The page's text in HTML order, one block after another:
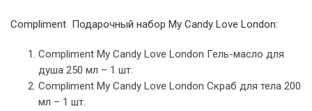
Compliment Подарочный набор My Candy Love London:
Compliment My Candy Love London Гель-масло для
душа 250 мл – 1 шт.
Compliment My Candy Love London Скраб для тела 200
мл – 1 шт.